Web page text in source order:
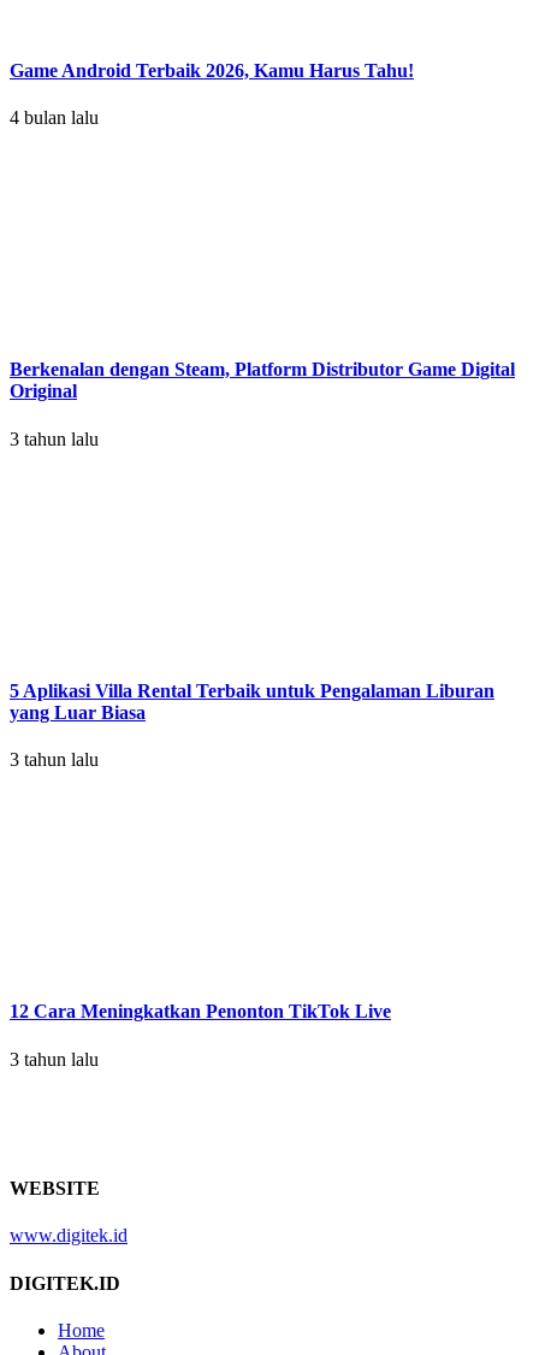
Game Android Terbaik 2026, Kamu Harus Tahu!
4 bulan lalu
Berkenalan dengan Steam, Platform Distributor Game Digital
Original
3 tahun lalu
5 Aplikasi Villa Rental Terbaik untuk Pengalaman Liburan
yang Luar Biasa
3 tahun lalu
12 Cara Meningkatkan Penonton TikTok Live
3 tahun lalu
WEBSITE
www.digitek.id
DIGITEK.ID
Home